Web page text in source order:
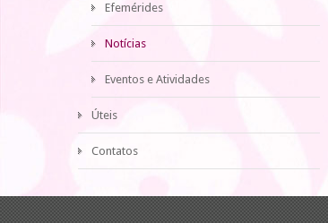
Efemérides
Notícias
Eventos e Atividades
Úteis
Contatos